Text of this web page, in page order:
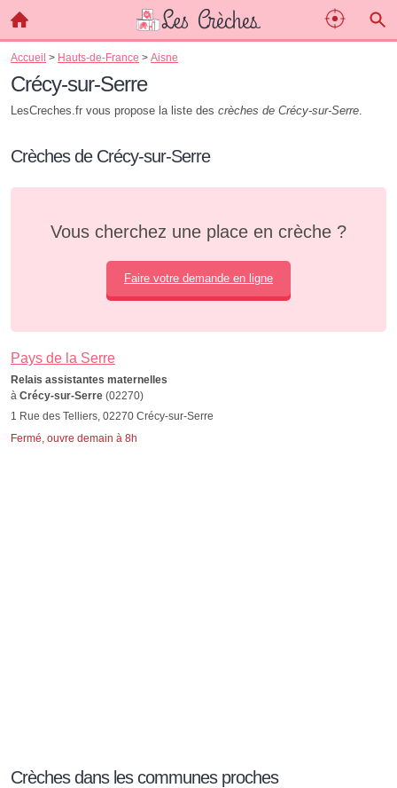
Accueil > Hauts-de-France > Aisne
Crécy-sur-Serre
LesCreches.fr vous propose la liste des crèches de Crécy-sur-Serre.
Crèches de Crécy-sur-Serre
Vous cherchez une place en crèche ?
Faire votre demande en ligne
Pays de la Serre
Relais assistantes maternelles
à Crécy-sur-Serre (02270)
1 Rue des Telliers, 02270 Crécy-sur-Serre
Fermé, ouvre demain à 8h
Crèches dans les communes proches